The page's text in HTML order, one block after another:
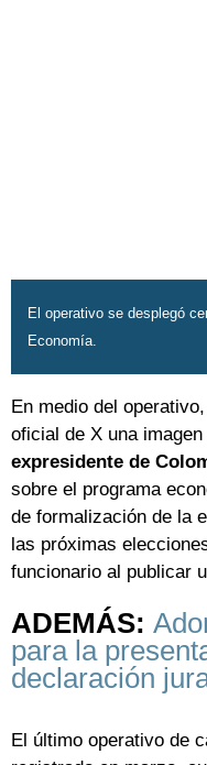
El operativo se desplegó
Economía.
En medio del
oficial de X una imagen
expresidente de
sobre el programa
de formalización de la
las próximas
funcionario al publicar
ADEMÁS:
para la
declaración
El último operativo de